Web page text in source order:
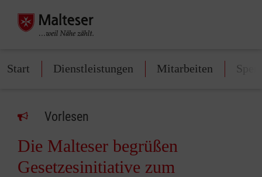
Start Dienstleistungen Mitarbeiten
Vorlesen
Die Malteser begrüßen
Gesetzesinitiative zum